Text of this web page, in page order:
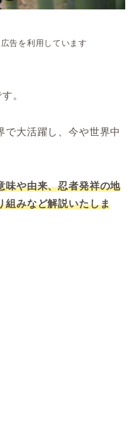
告を利用しています
。
で大活躍し、今や世界中
味や由来、忍者発祥の地
組みなど解説いたしま